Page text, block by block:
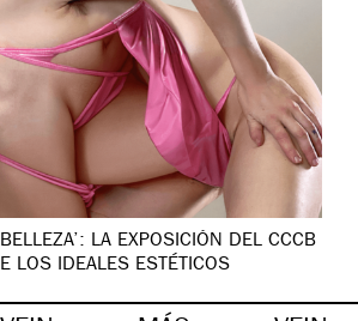
LA EXPOSICIÓN DEL CCCB
LOS IDEALES ESTÉTICOS